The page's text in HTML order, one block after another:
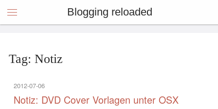
Blogging reloaded
Tag: Notiz
2012-07-06
Notiz: DVD Cover Vorlagen unter OSX